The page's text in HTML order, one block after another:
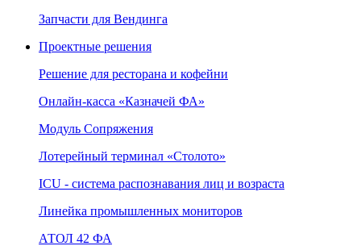
Запчасти для Вендинга
Проектные решения
Решение для ресторана и кофейни
Онлайн‑касса «Казначей ФА»
Модуль Сопряжения
Лотерейный терминал «Столото»
ICU - система распознавания лиц и возраста
Линейка промышленных мониторов
АТОЛ 42 ФА